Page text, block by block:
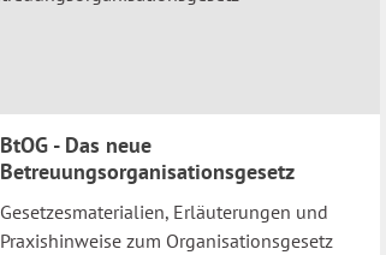
BtOG - Das neue
Betreuungsorganisationsgesetz
Gesetzesmaterialien, Erläuterungen und
Praxishinweise zum Organisationsgesetz